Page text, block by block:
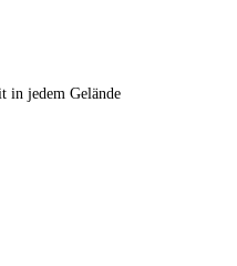
in jedem Gelände